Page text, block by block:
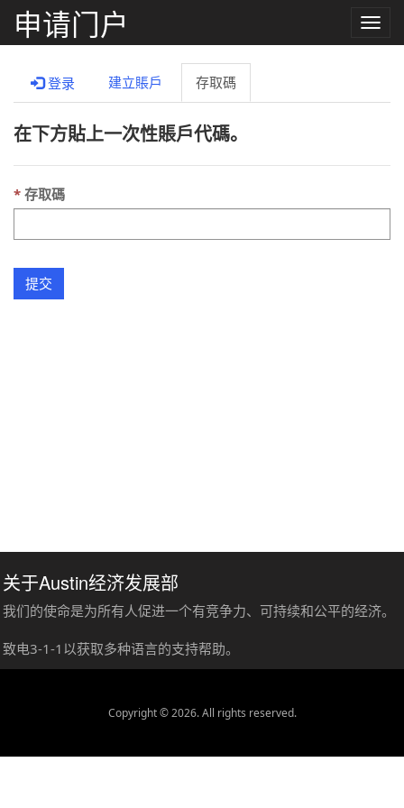
申请门户
Toggle
登录 建立賬戶 存取碼
在下方貼上一次性賬戶代碼。
存取碼
提交
关于Austin经济发展部
我们的使命是为所有人促进一个有竞争力、可持续和公平的经济。
致电3-1-1以获取多种语言的支持帮助。
Copyright © 2026. All rights reserved.